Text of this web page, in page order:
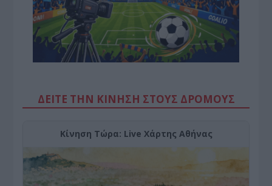
ΔΕΙΤΕ ΤΗΝ ΚΙΝΗΣΗ ΣΤΟΥΣ ΔΡΌΜΟΥΣ
Κίνηση Τώρα: Live Χάρτης Αθήνας